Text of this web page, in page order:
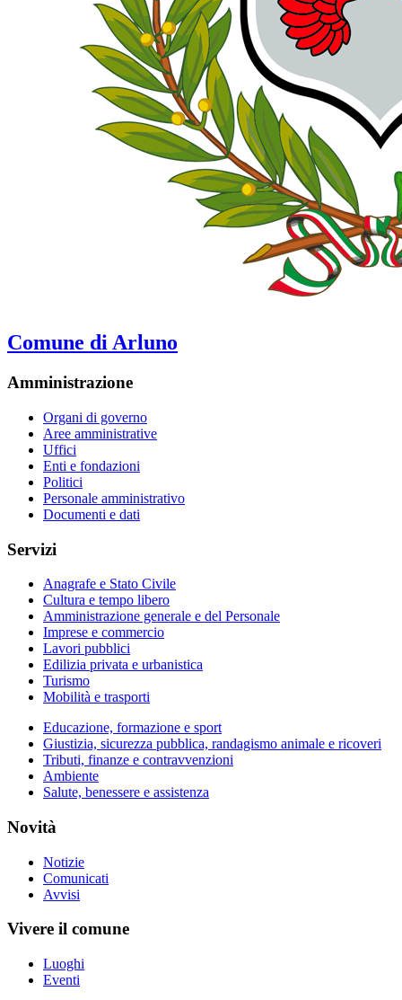
Comune di Arluno
Amministrazione
Organi di governo
Aree amministrative
Uffici
Enti e fondazioni
Politici
Personale amministrativo
Documenti e dati
Servizi
Anagrafe e Stato Civile
Cultura e tempo libero
Amministrazione generale e del Personale
Imprese e commercio
Lavori pubblici
Edilizia privata e urbanistica
Turismo
Mobilità e trasporti
Educazione, formazione e sport
Giustizia, sicurezza pubblica, randagismo animale e ricoveri
Tributi, finanze e contravvenzioni
Ambiente
Salute, benessere e assistenza
Novità
Notizie
Comunicati
Avvisi
Vivere il comune
Luoghi
Eventi